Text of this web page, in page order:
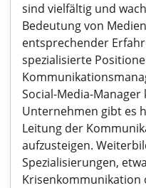
sind vielfältig und
Bedeutung von
entsprechender
spezialisierte
Social-Media-
Unternehmen gibt es
Leitung der
aufzusteigen.
Spezialisierungen,